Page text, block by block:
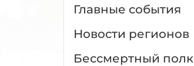
Главные события
Новости регионов
Бессмертный полк